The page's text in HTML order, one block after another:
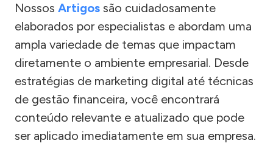
Nossos Artigos são cuidadosamente
elaborados por especialistas e abordam uma
ampla variedade de temas que impactam
diretamente o ambiente empresarial. Desde
estratégias de marketing digital até técnicas
de gestão financeira, você encontrará
conteúdo relevante e atualizado que pode
ser aplicado imediatamente em sua empresa.